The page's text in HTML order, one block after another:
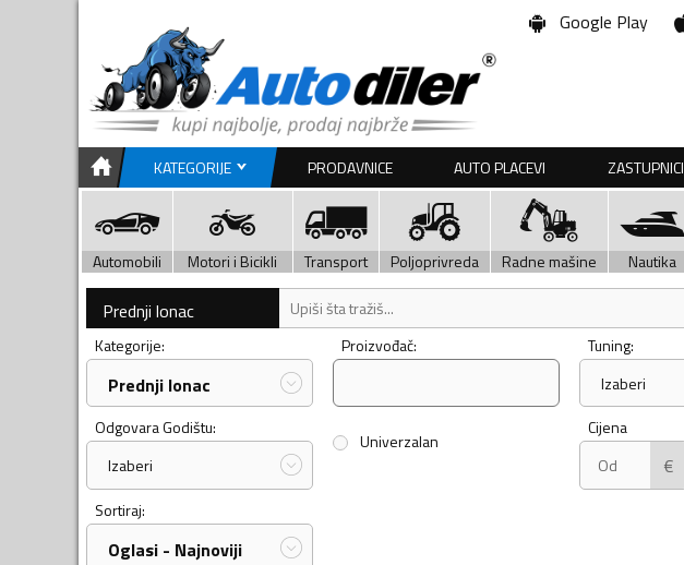
Google Play
KATEGORIJE PRODAVNICE AUTO PLACEVI ZASTUPNICI
Automobili Motori i Bicikli Transport Poljoprivreda Radne mašine Nautika
Prednji lonac
Kategorije:
Prednji lonac
Proizvođač:
Tuning:
Izaberi
Odgovara Godištu:
Izaberi
Univerzalan
Cijena
€
Sortiraj:
Oglasi - Najnoviji